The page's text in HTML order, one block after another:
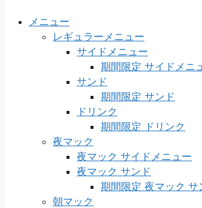
メニュー
レギュラーメニュー
サイドメニュー
期間限定 サイドメニ
サンド
期間限定 サンド
ドリンク
期間限定 ドリンク
夜マック
夜マック サイドメニュー
夜マック サンド
期間限定 夜マック サ
朝マック